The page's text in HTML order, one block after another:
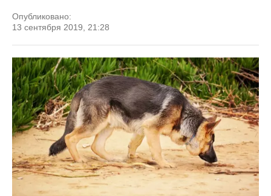
Опубликовано:
13 сентября 2019, 21:28